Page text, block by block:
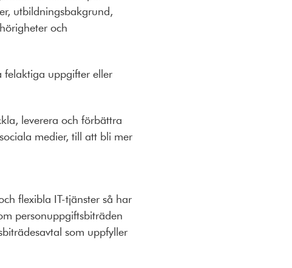
utbildningsbakgrund,
och
felaktiga uppgifter eller
leverera och förbättra
medier, till att bli mer
flexibla IT-tjänster så har
personuppgiftsbiträden
som uppfyller